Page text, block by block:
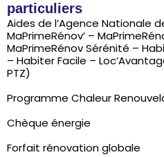
particuliers
Aides de l’Agence Nationale
MaPrimeRénov’ –
MaPrimeRénov Sérénité –
– Habiter Facile –
PTZ)
Programme Chaleur
Chèque énergie
Forfait rénovation globale